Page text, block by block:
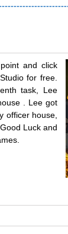
and click
for free.
task, Lee
. Lee got
officer house,
Luck and